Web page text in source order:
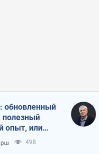
обновленный
полезный
опыт, или
трусости
498